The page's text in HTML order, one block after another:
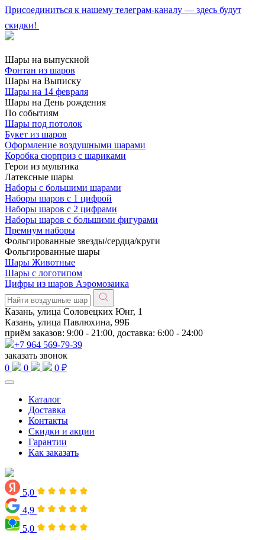
Присоединиться к нашему телеграм-каналу — здесь будут
скидки!
Шары на выпускной
Фонтан из шаров
Шары на Выписку
Шары на 14 февраля
Шары на День рождения
По событиям
Шары под потолок
Букет из шаров
Оформление воздушными шарами
Коробка сюрприз с шариками
Герои из мультика
Латексные шары
Наборы с большими шарами
Наборы шаров с 1 цифрой
Наборы шаров с 2 цифрами
Наборы шаров с большими фигурами
Премиум наборы
Фольгированные звезды/сердца/круги
Фольгированные шары
Шары Животные
Шары с логотипом
Цифры из шаров Аэромозаика
Казань, улица Соловецких Юнг, 1
Казань, улица Павлюхина, 99Б
приём заказов: 9:00 - 21:00, доставка: 6:00 - 24:00
+7 964 569-79-39
заказать звонок
0
0 0 ₽
Каталог
Доставка
Контакты
Скидки и акции
Гарантии
Как заказать
5,0
4,9
5,0